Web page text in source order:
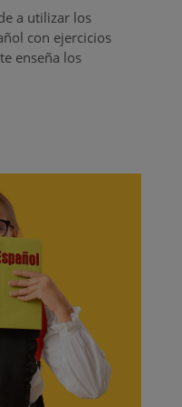
a utilizar los
con ejercicios
enseña los